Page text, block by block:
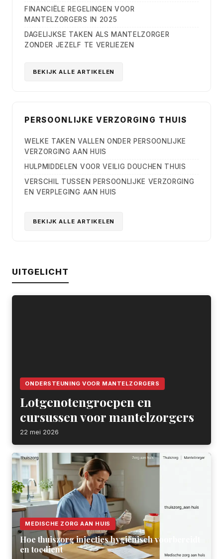
FINANCIËLE REGELINGEN VOOR
MANTELZORGERS IN 2025
DAGELIJKSE TAKEN ALS MANTELZORGER
ZONDER JEZELF TE VERLIEZEN
BEKIJK ALLE ARTIKELEN
PERSOONLIJKE VERZORGING THUIS
WELKE TAKEN VALLEN ONDER PERSOONLIJKE
VERZORGING AAN HUIS
HULPMIDDELEN VOOR VEILIG DOUCHEN THUIS
VERSCHIL TUSSEN PERSOONLIJKE VERZORGING
EN VERPLEGING AAN HUIS
BEKIJK ALLE ARTIKELEN
UITGELICHT
ONDERSTEUNING VOOR MANTELZORGERS
Lotgenotengroepen en
cursussen voor mantelzorgers
22 mei 2026
MEDISCHE ZORG AAN HUIS
Hoe thuiszorg injecties hygiënisch voorbereidt
en toedient